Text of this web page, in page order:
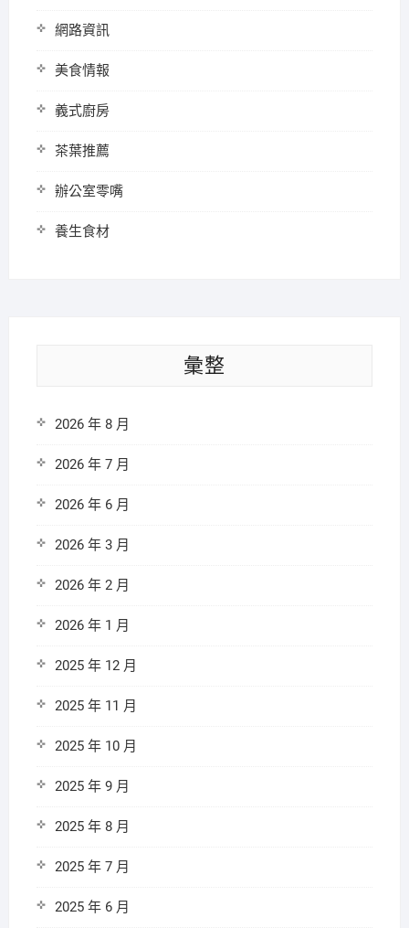
網路資訊
美食情報
義式廚房
茶葉推薦
辦公室零嘴
養生食材
彙整
2026 年 8 月
2026 年 7 月
2026 年 6 月
2026 年 3 月
2026 年 2 月
2026 年 1 月
2025 年 12 月
2025 年 11 月
2025 年 10 月
2025 年 9 月
2025 年 8 月
2025 年 7 月
2025 年 6 月